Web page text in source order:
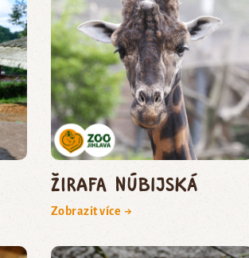
žirafa núbijská
Zobrazit více →